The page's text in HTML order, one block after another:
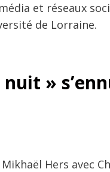
et réseaux
de Lorraine.
»
Hers avec